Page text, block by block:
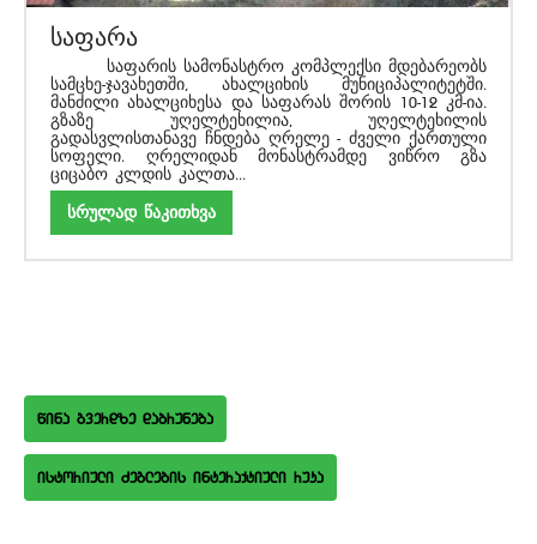
საფარა
საფარის სამონასტრო კომპლექსი მდებარეობს
სამცხე-ჯავახეთში, ახალციხის მუნიციპალიტეტში.
მანძილი ახალციხესა და საფარას შორის 10-12 კმ-ია.
გზაზე უღელტეხილია, უღელტეხილის
გადასვლისთანავე ჩნდება ღრელე - ძველი ქართული
სოფელი. ღრელიდან მონასტრამდე ვიწრო გზა
ციცაბო კლდის კალთა...
სრულად წაკითხვა
wina gverdze dabruneba
istoriuli Zeglebis interaqtiuli ruka